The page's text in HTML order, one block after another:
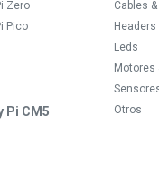
Zero
Pico
Pi CM5
Cables
Headers
Leds
Motores
Otros